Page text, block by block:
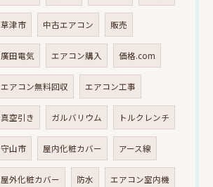
草津市 中古エアコン 販売
廣田電気 エアコン購入 価格.com
エアコン無料回収 エアコン工事
真空引き ガルバリウム トルクレンチ
守山市 屋内化粧カバー アース線
屋外化粧カバー 防水 エアコン室内機